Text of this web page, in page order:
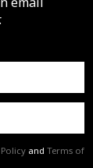
and Terms of